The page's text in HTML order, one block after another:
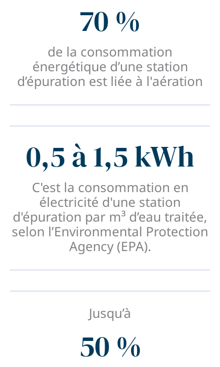
70 %
de la consommation
énergétique d’une station
d’épuration est liée à l'aération
0,5 à 1,5 kWh
C'est la consommation en
électricité d'une station
d'épuration par m³ d’eau traitée,
selon l’Environmental Protection
Agency (EPA).
Jusqu’à
50 %